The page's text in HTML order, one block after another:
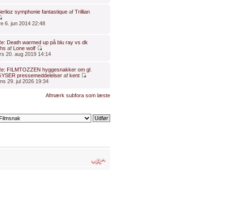
symphonie fantastique afTrillian
6. jun 2014 22:48
Death warmed up på blu ray vs dk
af Lone wolf
20. aug 2019 14:14
FILMTOZZEN hyggesnakker om gl.
pressemeddelelser afkent
29. jul 2026 19:34
Afmærk subfora som læste